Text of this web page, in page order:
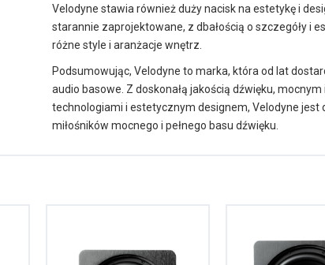
Velodyne stawia również duży nacisk na estetykę i
starannie zaprojektowane, z dbałością o szczegóły i
różne style i aranżacje wnętrz.
Podsumowując, Velodyne to marka, która od lat
audio basowe. Z doskonałą jakością dźwięku,
technologiami i estetycznym designem, Velodyne jest
miłośników mocnego i pełnego basu dźwięku.